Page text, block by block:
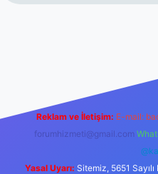
Reklam ve İletişim: E-mail:
forumhizmeti@gmail.com
Yasal Uyarı: Sitemiz, 5651